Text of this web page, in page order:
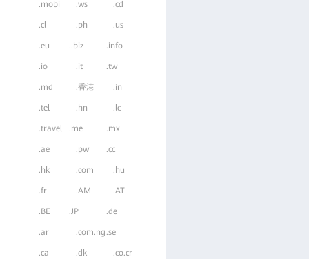
.mobi .ws .cd
.cl .ph .us
.eu ..biz .info
.io .it .tw
.md .香港 .in
.tel .hn .lc
.travel .me .mx
.ae .pw .cc
.hk .com .hu
.fr .AM .AT
.BE .JP .de
.ar .com.ng .se
.ca .dk .co.cr